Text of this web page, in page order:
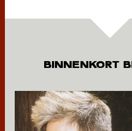
BINNENKORT